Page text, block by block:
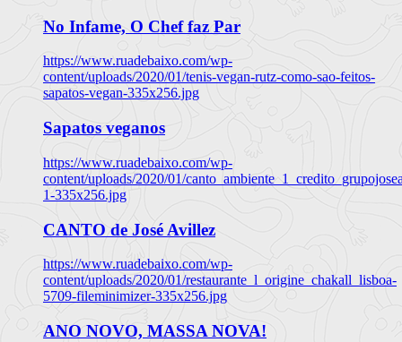
No Infame, O Chef faz Par
https://www.ruadebaixo.com/wp-
content/uploads/2020/01/tenis-vegan-rutz-como-sao-feitos-
sapatos-vegan-335x256.jpg
Sapatos veganos
https://www.ruadebaixo.com/wp-
content/uploads/2020/01/
1-335x256.jpg
CANTO de José Avillez
https://www.ruadebaixo.com/wp-
content/uploads/2020/01/restaurante_l_origine_chakall_lisboa-
5709-fileminimizer-335x256.jpg
ANO NOVO, MASSA NOVA!